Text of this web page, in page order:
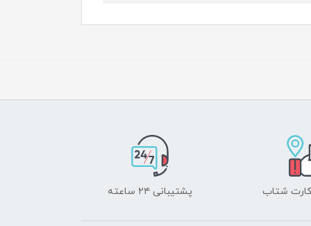
کارت شتاب پشتیبانی ۲۴ ساعته